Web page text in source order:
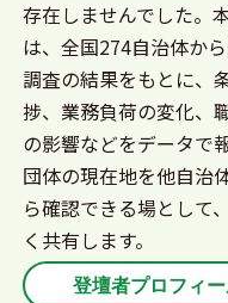
存在しませんでした。
は、全国274自治体か
調査の結果をもとに、
捗、業務負荷の変化、
の影響などをデータで
団体の現在地を他自治
ら確認できる場として
く共有します。
登壇者プロフィ